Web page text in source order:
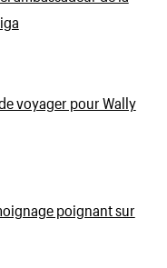
voyager pour Wally
poignant sur